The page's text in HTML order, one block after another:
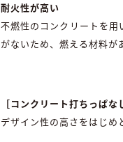
耐火性が高い
不燃性のコンクリートを用
がないため、燃える材料が
［コンクリート打ちっぱ
デザイン性の高さをはじめ